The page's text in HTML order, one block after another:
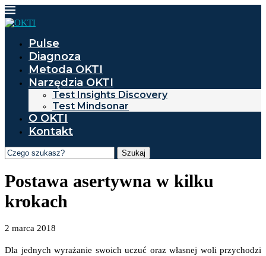
Pulse
Diagnoza
Metoda OKTI
Narzędzia OKTI
Test Insights Discovery
Test Mindsonar
O OKTI
Kontakt
Szukaj
Postawa asertywna w kilku
krokach
2 marca 2018
Dla jednych wyrażanie swoich uczuć oraz własnej woli przychodzi